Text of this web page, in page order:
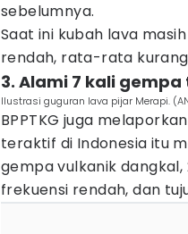
sebelumnya.
Saat ini kubah lava
rendah, rata-rata
3. Alami 7 kali
Ilustrasi guguran lava pijar Merapi.
BPPTKG juga
teraktif di Indonesia itu
gempa vulkanik
frekuensi rendah, dan